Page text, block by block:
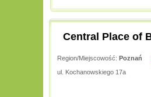
Central Place of
Region/Miejscowość: Poznań
ul. Kochanowskiego 17a